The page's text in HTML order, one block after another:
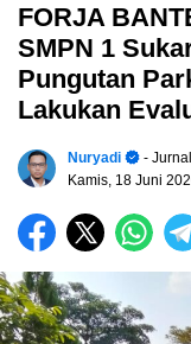
FORJA
SMPN 1
Pungutan
Lakukan
Nuryadi
-
Kamis, 18 Juni